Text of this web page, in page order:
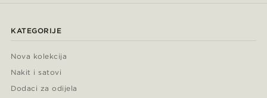
KATEGORIJE
Nova kolekcija
Nakit i satovi
Dodaci za odijela